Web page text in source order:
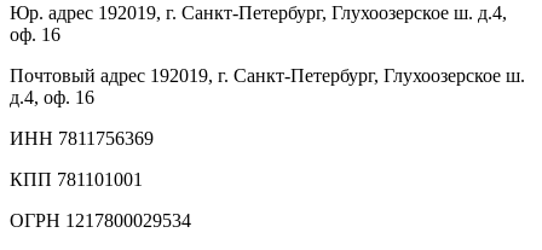
Юр. адрес 192019, г. Санкт-Петербург, Глухоозерское ш. д.4,
оф. 16
Почтовый адрес 192019, г. Санкт-Петербург, Глухоозерское ш.
д.4, оф. 16
ИНН 7811756369
КПП 781101001
ОГРН 1217800029534